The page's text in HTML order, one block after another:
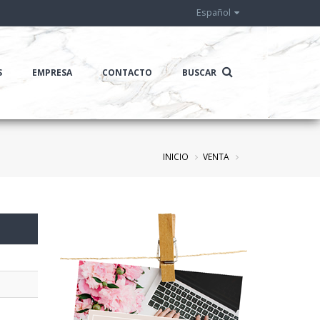
Español
EMPRESA CONTACTO BUSCAR
INICIO VENTA